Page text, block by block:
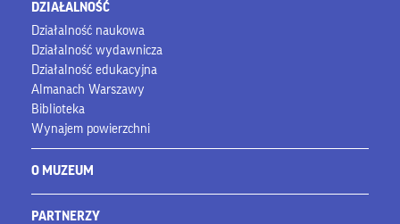
DZIAŁALNOŚĆ
Działalność naukowa
Działalność wydawnicza
Działalność edukacyjna
Almanach Warszawy
Biblioteka
Wynajem powierzchni
O MUZEUM
PARTNERZY